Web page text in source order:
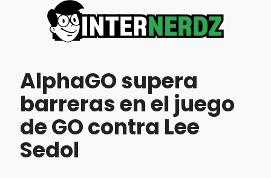
AlphaGO supera
barreras en el juego
de GO contra Lee
Sedol